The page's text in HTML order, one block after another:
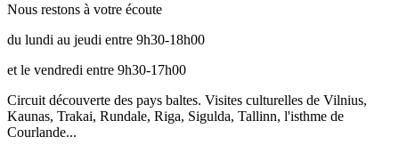
Nous restons à votre écoute
du lundi au jeudi entre 9h30-18h00
et le vendredi entre 9h30-17h00
Circuit découverte des pays baltes. Visites culturelles de Vilnius,
Kaunas, Trakai, Rundale, Riga, Sigulda, Tallinn, l'isthme de
Courlande...